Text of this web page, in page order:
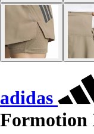
adidas
Formotion